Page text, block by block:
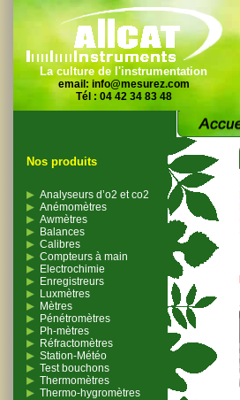
La culture de l'instrumentation
email: info@mesurez.com
Tél : 04 42 34 83 48
Nos produits
Analyseurs d’o2 et co2
Anémomètres
Awmètres
Balances
Calibres
Compteurs à main
Electrochimie
Enregistreurs
Luxmètres
Mètres
Pénétromètres
Ph-mètres
Réfractomètres
Station-Météo
Test bouchons
Thermomètres
Thermo-hygromètres